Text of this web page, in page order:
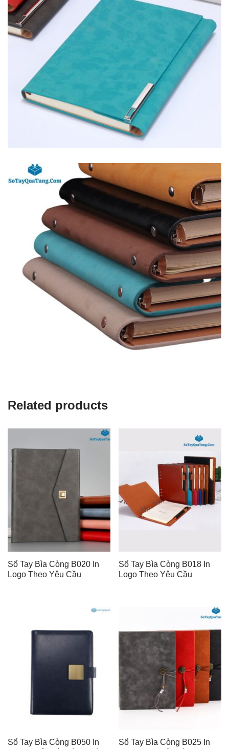
Related products
Sổ Tay Bìa Còng B020 In
Logo Theo Yêu Cầu
Sổ Tay Bìa Còng B018 In
Logo Theo Yêu Cầu
Sổ Tay Bìa Còng B050 In
Sổ Tay Bìa Còng B025 In